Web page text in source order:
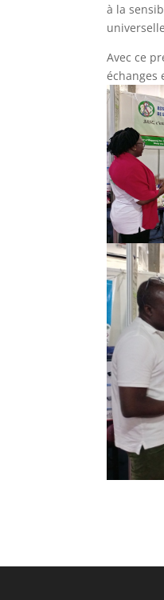
à la
Avec ce
échanges